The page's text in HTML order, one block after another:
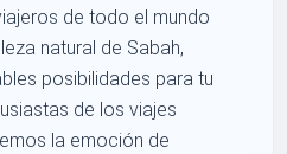
de todo el mundo
natural de Sabah,
posibilidades para tu
de los viajes
la emoción de